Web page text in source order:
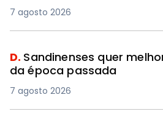
7 agosto 2026
D. Sandinenses quer
da época passada
7 agosto 2026